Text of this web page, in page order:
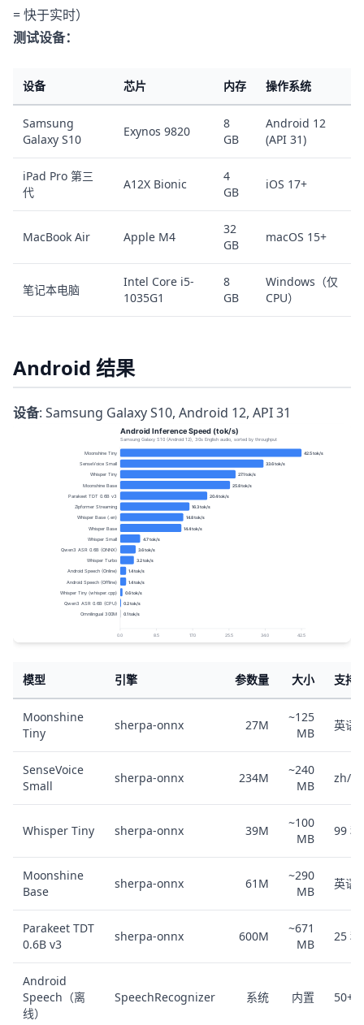
= 快于实时）
测试设备：
设备 芯片 内存 操作系统
Samsung
Galaxy S10
Exynos 9820
8
GB
Android 12
(API 31)
iPad Pro 第三
代
A12X Bionic
4
GB
iOS 17+
MacBook Air Apple M4
32
GB
macOS 15+
笔记本电脑
Intel Core i5-
1035G1
8
GB
Windows（仅
CPU）
Android 结果
设备: Samsung Galaxy S10, Android 12, API 31
模型 引擎 参数量 大小 支持
Moonshine
Tiny
sherpa-onnx 27M
~125
MB
英语
SenseVoice
Small
sherpa-onnx 234M
~240
MB
zh/
Whisper Tiny sherpa-onnx 39M
~100
MB
99
Moonshine
Base
sherpa-onnx 61M
~290
MB
英语
Parakeet TDT
0.6B v3
sherpa-onnx 600M
~671
MB
25
Android
Speech（离
线）
SpeechRecognizer 系统 内置 50+